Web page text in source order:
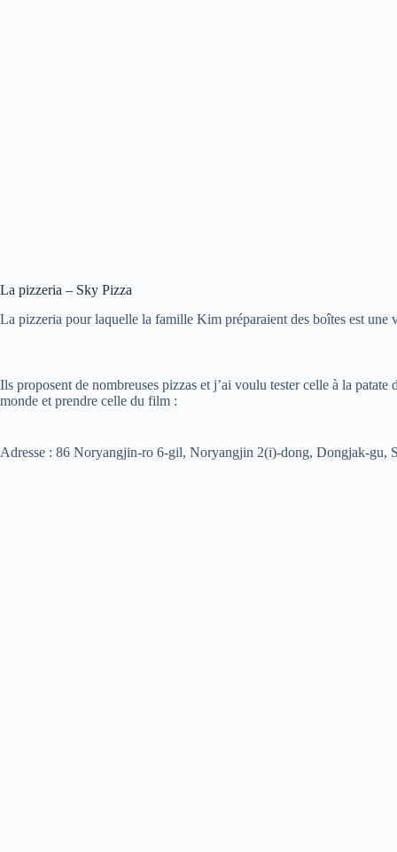
La pizzeria – Sky Pizza
La pizzeria pour laquelle la famille Kim préparaient des boîtes est une
Ils proposent de nombreuses pizzas et j’ai voulu tester celle à la
monde et prendre celle du film :
Adresse : 86 Noryangjin-ro 6-gil, Noryangjin 2(i)-dong, Dongjak-gu,